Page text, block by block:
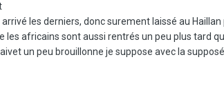
arrivé les derniers, donc surement laissé au
les africains sont aussi rentrés un peu plus tard
un peu brouillonne je suppose avec la